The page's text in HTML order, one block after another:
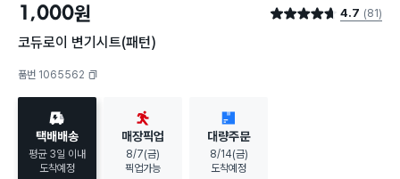
1,000원 별점 4.7점 4.7 (81)
코듀로이 변기시트(패턴)
품번 1065562
택배배송
평균 3일 이내
도착예정
매장픽업
8/7(금)
픽업가능
대량주문
8/14(금)
도착예정